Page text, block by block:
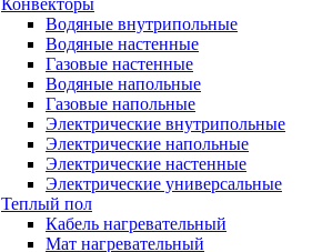
Конвекторы
Водяные внутрипольные
Водяные настенные
Газовые настенные
Водяные напольные
Газовые напольные
Электрические внутрипольные
Электрические напольные
Электрические настенные
Электрические универсальные
Теплый пол
Кабель нагревательный
Мат нагревательный